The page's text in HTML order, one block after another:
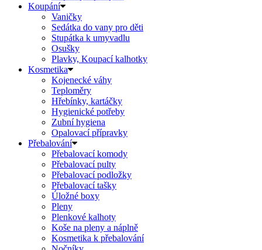
Koupání
Vaničky
Sedátka do vany pro děti
Stupátka k umyvadlu
Osušky
Plavky, Koupací kalhotky
Kosmetika
Kojenecké váhy
Teploměry
Hřebínky, kartáčky
Hygienické potřeby
Zubní hygiena
Opalovací přípravky
Přebalování
Přebalovací komody
Přebalovací pulty
Přebalovací podložky
Přebalovací tašky
Úložné boxy
Pleny
Plenkové kalhoty
Koše na pleny a náplně
Kosmetika k přebalování